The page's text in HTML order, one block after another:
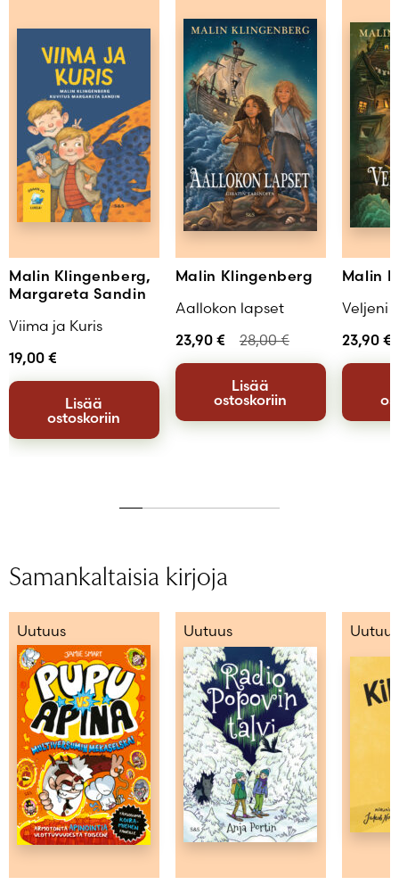
Malin Klingenberg,
Margareta Sandin
Viima ja Kuris
19,00 €
Lisää
ostoskoriin
Malin Klingenberg
Aallokon lapset
23,90 € 28,00€
Lisää
ostoskoriin
Malin
Veljeni
23,90 €
Samankaltaisia kirjoja
Uutuus Uutuus Uutuus